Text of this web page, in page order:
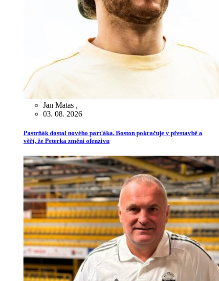
Jan Matas ,
03. 08. 2026
Pastrňák dostal nového parťáka. Boston pokračuje v přestavbě a
věří, že Peterka změní ofenzivu